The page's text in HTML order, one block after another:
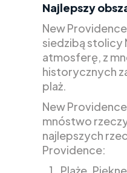
Najlepszy
New
siedzibą stolicy
atmosferę, z
historycznych
plaż.
New
mnóstwo
najlepszych
Providence: